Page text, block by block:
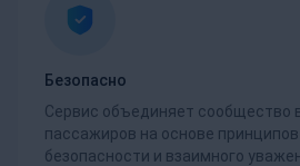
Безопасно
Сервис объединяет сообщество
пассажиров на основе
безопасности и взаимного